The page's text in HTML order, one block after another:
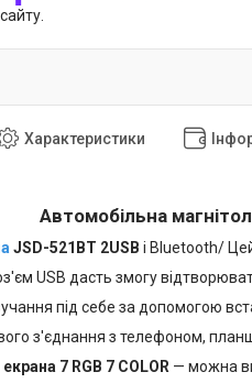
Характеристики
Автомобільна
JSD-521BT 2USB і Bluetooth/
USB дасть змогу
під себе за допомогою
з'єднання з телефоном,
екрана 7 RGB 7 COLOR — можна